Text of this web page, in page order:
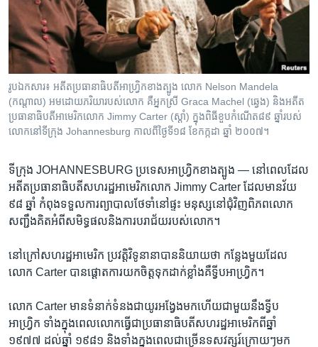
សម្ព័ន្ធ​
រំលង​
និង​
ចូល​
ទៅ​
កាន់​
ទំព័រ​
ស្វែង​
Khmer English
បណ្តាញ​សង្គម
ភាសា
រូបឯកសារ៖ អតីតប្រធានាធិបតីអាហ្រ្វិក​ខាងត្បូង លោក Nelson Mandela
(កណ្តាល) អម​ដោយ​ភរិយា​របស់​លោក គឺ​អ្នកស្រី Graca Machel (ឆ្វេង) និង​អតីត​
ប្រធានាធិបតី​អាមេរិក​លោក Jimmy Carter (ស្តាំ) ក្នុង​ពិធី​ខួបកំណើត​៨៩ ឆ្នាំ​របស់​
លោក​នៅ​ទីក្រុង Johannesburg កាលពី​ថ្ងៃទី១៨ ខែកក្កដា ឆ្នាំ ២០០៧។
ទីក្រុង JOHANNESBURG ប្រទេស​អាហ្វ្រិក​ខាងត្បូង — នៅ​ពេល​ដែល​
អតីត​ប្រធានាធិបតី​សហរដ្ឋ​អាមេរិក​លោក Jimmy Carter ដែល​មាន​វ័យ
៩៨ ឆ្នាំ កំពុង​ទទួល​ការ​ព្យាបាល​ថែទាំ​នៅ​ផ្ទះ មនុស្ស​នៅ​ជុំវិញ​ពិភពលោក​
សញ្ជឹង​គិត​អំពី​សមិទ្ធផល​និង​ការ​បរាជ័យ​របស់​លោក។
នៅ​ក្រៅ​សហរដ្ឋ​អាមេរិក ប្រវត្តិវិទូ​នានា​បាន​និយាយ​ថា កន្លែង​មួយ​ដែល​
លោក Carter បាន​ផ្ដោត​ការ​យក​ចិត្តទុកដាក់​ខ្លាំង​គឺ​ទ្វីប​អាហ្វ្រិក។
លោក Carter មាន​ទំនាក់ទំនង​ជា​យូរ​អង្វែង​មក​ហើយ​ជាមួយ​នឹង​ទ្វីប​
អាហ្វ្រិក ទាំង​ក្នុង​ពេល​លោក​ធ្វើ​ជា​ប្រធានាធិបតី​សហរដ្ឋ​អាមេរិក​ពី​ឆ្នាំ
១៩៧៧ ដល់​ឆ្នាំ ១៩៨១ និង​ទាំង​ក្នុង​ពេល​ជា​ច្រើន​ទសវត្សរ៍​ក្រោយៗ​មក​